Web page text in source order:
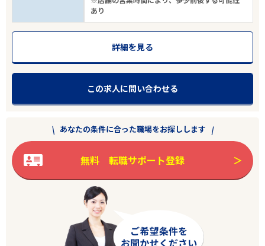
あり
詳細を見る
この求人に問い合わせる
あなたの条件に合った職場をお探しします
無料 転職サポート登録